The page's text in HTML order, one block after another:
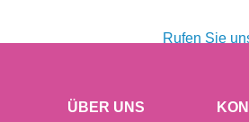
Rufen Sie
ÜBER UNS